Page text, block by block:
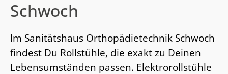
Schwoch
Im Sanitätshaus Orthopädietechnik Schwoch
findest Du Rollstühle, die exakt zu Deinen
Lebensumständen passen. Elektrorollstühle